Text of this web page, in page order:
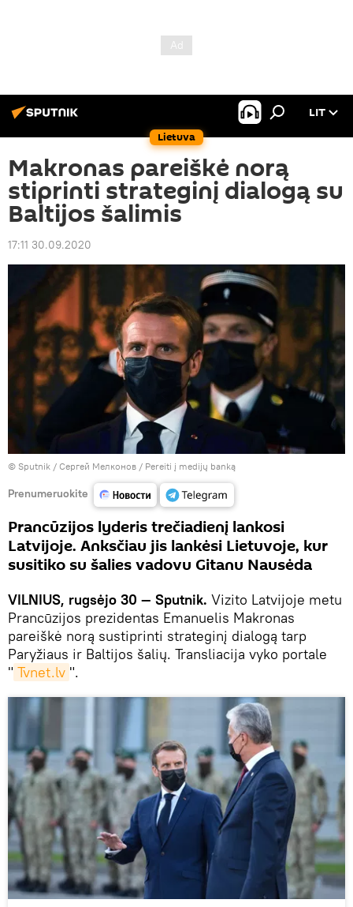
Lietuva
LIT
Makronas pareiškė norą
stiprinti strateginį dialogą su
Baltijos šalimis
17:11 30.09.2020
© Sputnik / Сергей Мелконов / Pereiti į medijų banką
Prenumeruokite
Prancūzijos lyderis trečiadienį lankosi
Latvijoje. Anksčiau jis lankėsi Lietuvoje, kur
susitiko su šalies vadovu Gitanu Nausėda
VILNIUS, rugsėjo 30 — Sputnik. Vizito Latvijoje metu
Prancūzijos prezidentas Emanuelis Makronas
pareiškė norą sustiprinti strateginį dialogą tarp
Paryžiaus ir Baltijos šalių. Transliacija vyko portale
" Tvnet.lv ".